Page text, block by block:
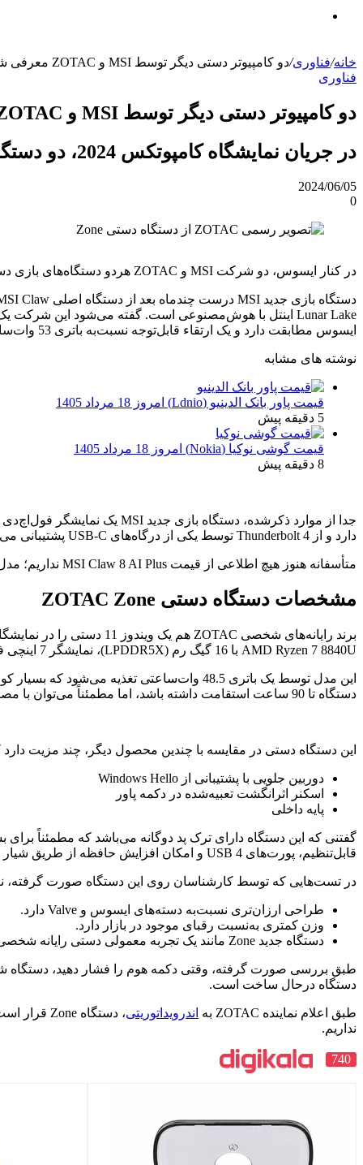
برای خانه/فناوری/دو کامپیوتر دستی دیگر توسط MSI و ZOTAC معرفی شدند
فناوری
دو کامپیوتر دستی دیگر توسط MSI و ZOTAC معرفی شدند
در جریان نمایشگاه کامپوتکس 2024، دو دستگاه دستی جدید در کنار ROG Ally X ایسوس معرفی شدند.
2024/06/05
0
در کنار ایسوس، دو شرکت MSI و ZOTAC هردو دستگاه‌های بازی دستی خود را در رویداد Computex به نمایش گذاشتند. MSI دستگاه Claw 8 AI Plus و ZOTAC هم دستگاه بازی Zone را معرفی کرد.
ایسوس مطابقت دارد و یک ارتقاء قابل‌توجه نسبت‌به باتری 53 وات‌ساعتی محسوب می‌شود.
نوشته های مشابه
قیمت پاور بانک الدینیو (Ldnio) امروز 18 مرداد 1405
5 دقیقه پیش
قیمت گوشی نوکیا (Nokia) امروز 18 مرداد 1405
8 دقیقه پیش
دارد و از Thunderbolt 4 توسط یکی از درگاه‌های USB-C پشتیبانی می‌کند.
متأسفانه هنوز هیچ اطلاعی از قیمت MSI Claw 8 AI Plus نداریم؛ مدل اصلی MSI Claw با قیمت 699 دلار شروع شد.
مشخصات دستگاه دستی ZOTAC Zone
AMD Ryzen 7 8840U با 16 گیگ رم (LPDDR5X)، نمایشگر 7 اینچی فول‌اچ‌دی با نرخ رفرش 120 هرتز و روشنایی 800 نیت و 512 گیگابایت حافظه داخلی (M.2 2280 SSD) می‌باشد.
دستگاه تا 90 ساعت استقامت داشته باشد، اما مطمئناً می‌توان با مصرف بهینه‌تر، عمر باتری را هم افزایش داد.
این دستگاه دستی در مقایسه با چندین محصول دیگر، چند مزیت دارد
دوربین جلویی با پشتیبانی از Windows Hello
اسکنر اثرانگشت تعبیه‌شده در دکمه پاور
پایه داخلی
قابل‌تنظیم، پورت‌های USB 4 و امکان افزایش حافظه از طریق شیار میکروSD اشاره نمود.
در تست‌هایی که توسط کارشناسان روی این دستگاه صورت گرفته،
طراحی ارزان‌تری نسبت‌به دسته‌های ایسوس و Valve دارد.
وزن کمتری به‌نسبت رقبای موجود در بازار دارد.
دستگاه جدید Zone مانند یک تجربه معمولی دستی رایانه شخصی است که کنترل‌های بصری و طراحی درشتی را ارائه می‌دهد.
دستگاه درحال ساخت است.
طبق اعلام نماینده ZOTAC به اندرویداتوریتی
نداریم.
740